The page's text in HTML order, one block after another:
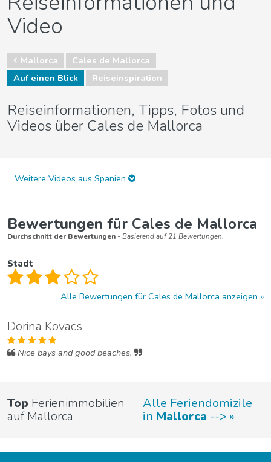
Video
Mallorca
Cales de Mallorca
Auf einen Blick
Reiseinspiration
Reiseinformationen, Tipps, Fotos und
Videos über Cales de Mallorca
Weitere Videos aus Spanien
Bewertungen für Cales de Mallorca
Durchschnitt der Bewertungen - Basierend auf 21 Bewertungen.
Stadt
Alle Bewertungen für Cales de Mallorca anzeigen
Dorina Kovacs
Nice bays and good beaches.
Top Ferienimmobilien
auf Mallorca
Alle Feriendomizile
in Mallorca -->